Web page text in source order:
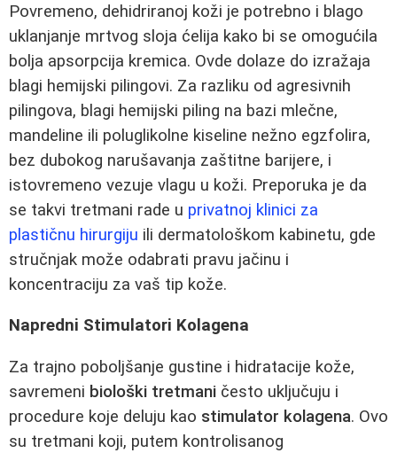
Povremeno, dehidriranoj koži je potrebno i blago
uklanjanje mrtvog sloja ćelija kako bi se omogućila
bolja apsorpcija kremica. Ovde dolaze do izražaja
blagi hemijski pilingovi. Za razliku od agresivnih
pilingova, blagi hemijski piling na bazi mlečne,
mandeline ili poluglikolne kiseline nežno egzfolira,
bez dubokog narušavanja zaštitne barijere, i
istovremeno vezuje vlagu u koži. Preporuka je da
se takvi tretmani rade u privatnoj klinici za
plastičnu hirurgiju ili dermatološkom kabinetu, gde
stručnjak može odabrati pravu jačinu i
koncentraciju za vaš tip kože.
Napredni Stimulatori Kolagena
Za trajno poboljšanje gustine i hidratacije kože,
savremeni biološki tretmani često uključuju i
procedure koje deluju kao stimulator kolagena. Ovo
su tretmani koji, putem kontrolisanog